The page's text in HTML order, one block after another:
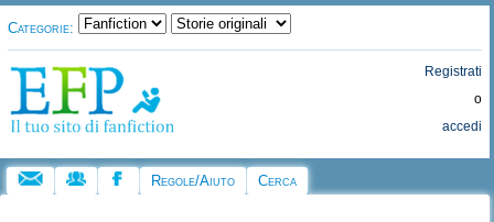
Categorie:
Registrati
o
accedi
Regole/Aiuto Cerca